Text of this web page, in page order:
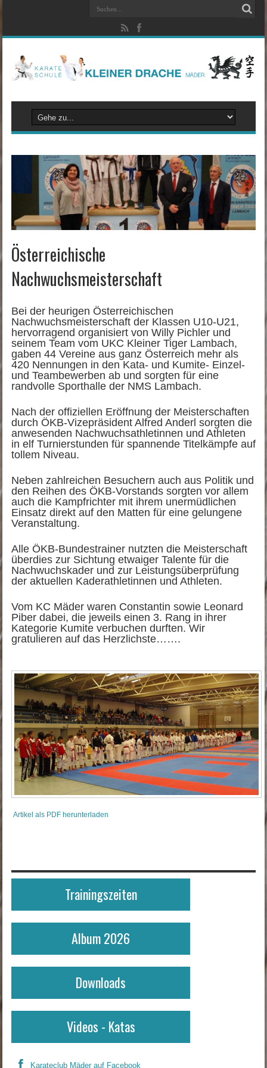
Österreichische
Nachwuchsmeisterschaft
Bei der heurigen Österreichischen
Nachwuchsmeisterschaft der Klassen U10-U21,
hervorragend organisiert von Willy Pichler und
seinem Team vom UKC Kleiner Tiger Lambach,
gaben 44 Vereine aus ganz Österreich mehr als
420 Nennungen in den Kata- und Kumite- Einzel-
und Teambewerben ab und sorgten für eine
randvolle Sporthalle der NMS Lambach.
Nach der offiziellen Eröffnung der Meisterschaften
durch ÖKB-Vizepräsident Alfred Anderl sorgten die
anwesenden Nachwuchsathletinnen und Athleten
in elf Turnierstunden für spannende Titelkämpfe auf
tollem Niveau.
Neben zahlreichen Besuchern auch aus Politik und
den Reihen des ÖKB-Vorstands sorgten vor allem
auch die Kampfrichter mit ihrem unermüdlichen
Einsatz direkt auf den Matten für eine gelungene
Veranstaltung.
Alle ÖKB-Bundestrainer nutzten die Meisterschaft
überdies zur Sichtung etwaiger Talente für die
Nachwuchskader und zur Leistungsüberprüfung
der aktuellen Kaderathletinnen und Athleten.
Vom KC Mäder waren Constantin sowie Leonard
Piber dabei, die jeweils einen 3. Rang in ihrer
Kategorie Kumite verbuchen durften. Wir
gratulieren auf das Herzlichste…….
Artikel als PDF herunterladen
Trainingszeiten
Album 2026
Downloads
Videos - Katas
Karateclub Mäder auf Facebook